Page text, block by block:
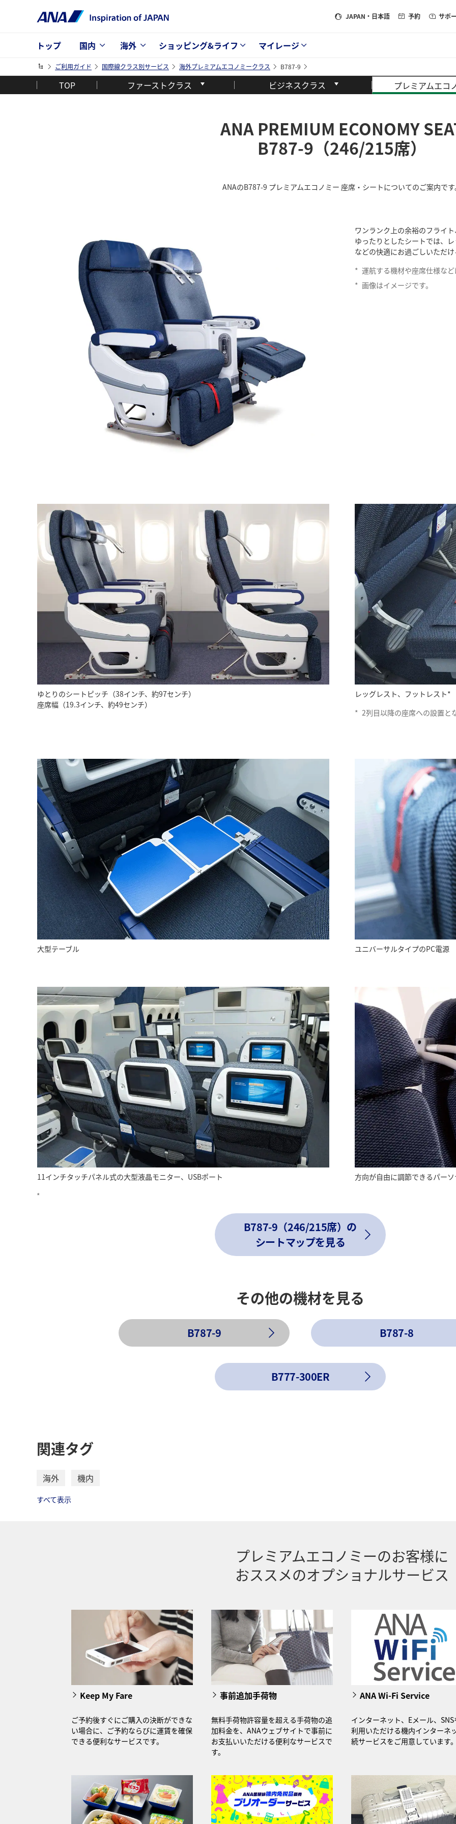
JAPAN ・日本語 予約 サポ
トップ 国内 海外 ショッピング&ライフ マイレージ
ご利用ガイド 国際線クラス別サービス 海外プレミアムエコノミークラス B787-9
TOP ファーストクラス ビジネスクラス プレミアムエコ
ANA PREMIUM ECONOMY
B787-9（246/215席）
ANAのB787-9 プレミアムエコノミー 座席・シートについてのご案内で
ワンランク上の余裕のフライ
ゆったりとしたシートでは、
などの快適にお過ごしいただ
* 運航する機材や座席仕様な
* 画像はイメージです。
ゆとりのシートピッチ（38インチ、約97センチ）
座席幅（19.3インチ、約49センチ）
レッグレスト、フットレスト*
* 2列目以降の座席への設置と
大型テーブル ユニバーサルタイプのPC電源
11インチタッチパネル式の大型液晶モニター、USBポート
方向が自由に調節できるパー
*
B787-9（246/215席）の
シートマップを見る
その他の機材を見る
B787-9 B787-8
B777-300ER
関連タグ
海外 機内
すべて表示
プレミアムエコノミーのお客様に
おススメのオプショナルサービス
Keep My Fare
ご予約後すぐにご購入の決断ができな
い場合に、ご予約ならびに運賃を確保
できる便利なサービスです。
事前追加手荷物
無料手荷物許容量を超える手荷物の追
加料金を、ANAウェブサイトで事前に
お支払いいただける便利なサービスで
す。
ANA Wi-Fi Service
インターネット、Eメール、
利用いただける機内インターネ
続サービスをご用意しています